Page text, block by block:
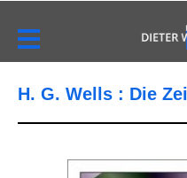
H. G. Wells : Die